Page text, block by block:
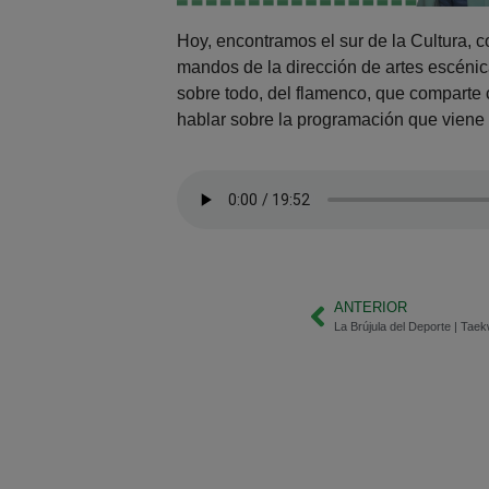
Hoy, encontramos el sur de la Cultura,
mandos de la dirección de artes
sobre todo, del flamenco, que
hablar sobre la programación que
ANTERIOR